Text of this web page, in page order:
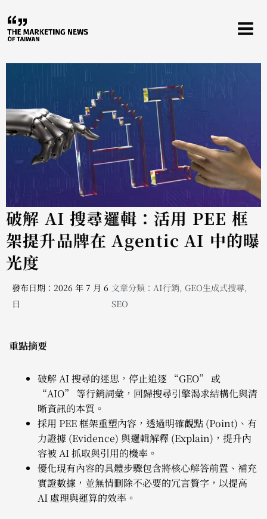
至
主
破解 AI 搜尋邏輯：活用 PEE 框
架提升品牌在 Agentic AI 中的曝
光度
發布日期：2026 年 7 月 6
日
文章分類： AI行銷, GEO生成式搜尋,
SEO
重點摘要
破解 AI 搜尋的迷思，停止追逐 “GEO” 或
“AIO” 等行銷詞彙，回歸搜尋引擎渴求結構化與清
晰資訊的本質。
採用 PEE 框架重塑內容，透過明確觀點 (Point)、有
力證據 (Evidence) 與邏輯解釋 (Explain)，提升內
容被 AI 抓取與引用的機率。
優化現有內容的具體步驟包含將核心解答前置、補充
實證數據，並無情刪除不必要的冗言贅字，以提高
AI 處理與運算的效率。